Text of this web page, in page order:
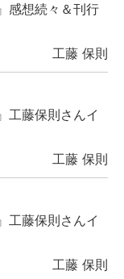
感想続々＆刊行
工藤 保則
工藤保則さんイ
工藤 保則
工藤保則さんイ
工藤 保則